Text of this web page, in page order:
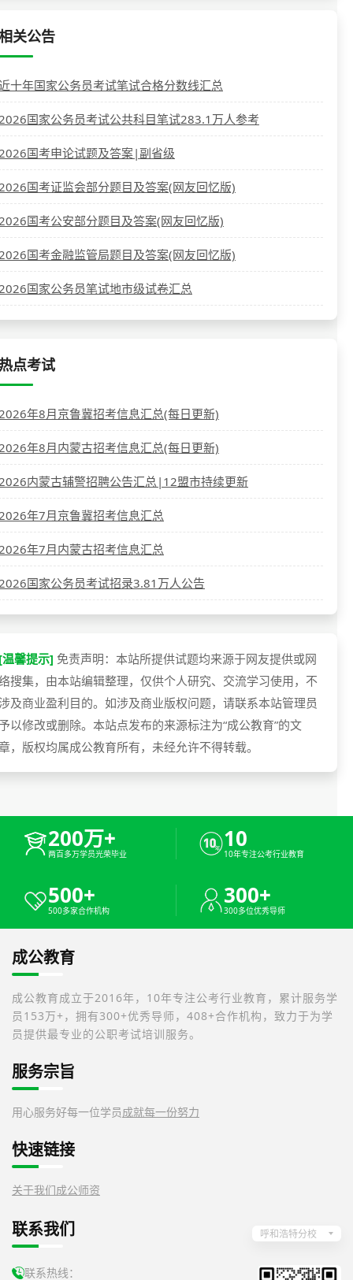
关公告
十年国家公务员考试笔试合格分数线汇总
国家公务员考试公共科目笔试283.1万人参考
国考申论试题及答案|副省级
国考证监会部分题目及答案(网友回忆版)
国考公安部分题目及答案(网友回忆版)
国考金融监管局题目及答案(网友回忆版)
国家公务员笔试地市级试卷汇总
点考试
年8月京鲁冀招考信息汇总(每日更新)
年8月内蒙古招考信息汇总(每日更新)
内蒙古辅警招聘公告汇总|12盟市持续更新
年7月京鲁冀招考信息汇总
年7月内蒙古招考信息汇总
国家公务员考试招录3.81万人公告
馨提示] 免责声明：本站所提供试题均来源于网友提供或网
搜集，由本站编辑整理，仅供个人研究、交流学习使用，不
及商业盈利目的。如涉及商业版权问题，请联系本站管理员
以修改或删除。本站点发布的来源标注为“成公教育”的文
，版权均属成公教育所有，未经允许不得转载。
200万+
两百多万学员光荣毕业
10
10年专注公考行业教育
500+
500多家合作机构
300+
300多位优秀导师
成公教育
成公教育成立于2016年，10年专注公考行业教育，累计服务学
员153万+，拥有300+优秀导师，408+合作机构，致力于为学
员提供最专业的公职考试培训服务。
服务宗旨
用心服务好每一位学员成就每一份努力
快速链接
关于我们成公师资
联系我们 呼和浩特分校
联系热线：